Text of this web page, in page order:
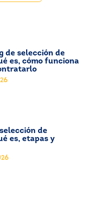
de selección de
es, cómo funciona
de
es, etapas y